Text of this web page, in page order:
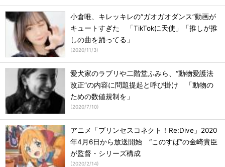
小倉唯、キレッキレの“ガオガオダンス”動画が
キュートすぎた 「TikTokに天使」「推しが推
しの曲を踊ってる」
(2020/11/3)
愛犬家のラブリや二階堂ふみら、“動物愛護法
改正”の内容に問題提起と呼び掛け 「動物の
ための数値規制を」
(2020/7/10)
アニメ「プリンセスコネクト！Re:Dive」2020
年4月6日から放送開始 “このすば”の金崎貴臣
が監督・シリーズ構成
(2020/2/14)